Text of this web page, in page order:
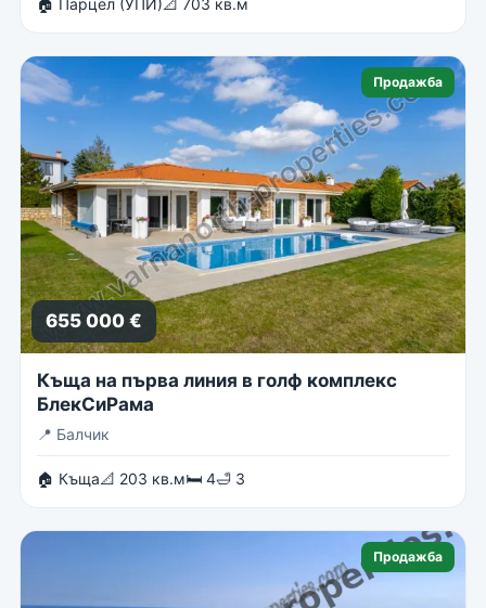
🏠 Парцел (УПИ)📐 703 кв.м
Продажба
655 000 €
Къща на първа линия в голф комплекс
БлекСиРама
📍 Балчик
🏠 Къща📐 203 кв.м🛏 4🛁 3
Продажба